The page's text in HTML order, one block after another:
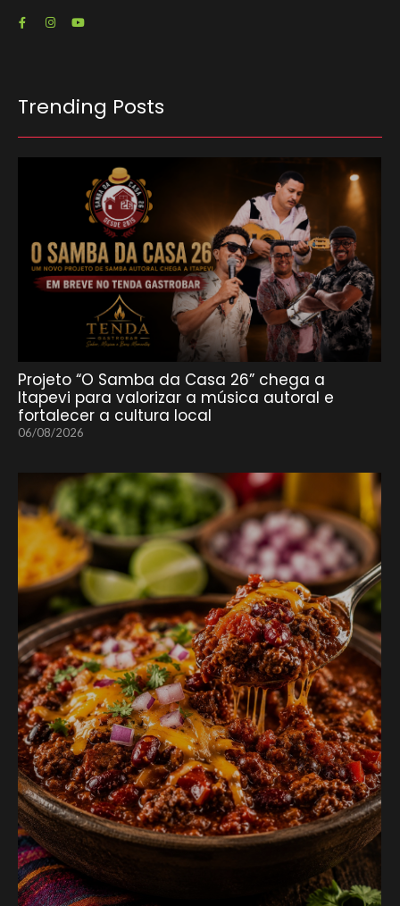
Trending Posts
Projeto “O Samba da Casa 26” chega a
Itapevi para valorizar a música autoral e
fortalecer a cultura local
06/08/2026